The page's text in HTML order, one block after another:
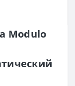
Modulo